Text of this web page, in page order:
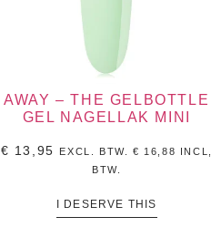
AWAY – THE GELBOTTLE
GEL NAGELLAK MINI
€ 13,95 EXCL. BTW.€ 16,88
INCL,
BTW.
I DESERVE THIS